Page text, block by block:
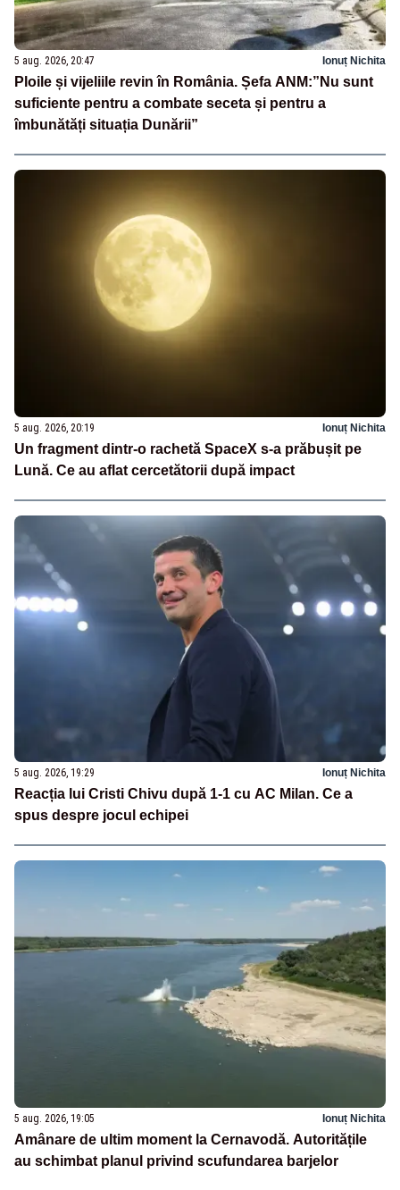
5 aug. 2026, 20:47 Ionuț Nichita
Ploile și vijeliile revin în România. Șefa ANM:”Nu sunt
suficiente pentru a combate seceta și pentru a
îmbunătăți situația Dunării”
5 aug. 2026, 20:19 Ionuț Nichita
Un fragment dintr-o rachetă SpaceX s-a prăbușit pe
Lună. Ce au aflat cercetătorii după impact
5 aug. 2026, 19:29 Ionuț Nichita
Reacția lui Cristi Chivu după 1-1 cu AC Milan. Ce a
spus despre jocul echipei
5 aug. 2026, 19:05 Ionuț Nichita
Amânare de ultim moment la Cernavodă. Autoritățile
au schimbat planul privind scufundarea barjelor